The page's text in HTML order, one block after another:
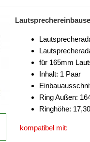
für 165mm
Inhalt: 1 Paar
Ring Außen:
Ringhöhe:
kompatibel mit: